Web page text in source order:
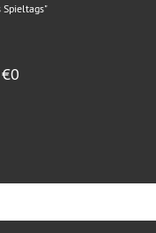
Spieltags"
€0